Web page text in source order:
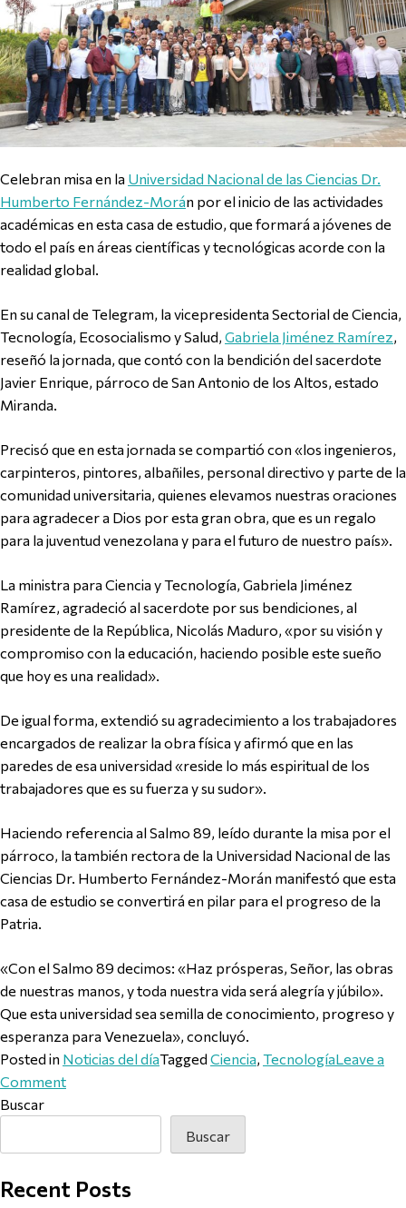
Celebran misa en la Universidad Nacional de las Ciencias Dr.
Humberto Fernández-Morán por el inicio de las actividades
académicas en esta casa de estudio, que formará a jóvenes de
todo el país en áreas científicas y tecnológicas acorde con la
realidad global.
En su canal de Telegram, la vicepresidenta Sectorial de Ciencia,
Tecnología, Ecosocialismo y Salud, Gabriela Jiménez Ramírez,
reseñó la jornada, que contó con la bendición del sacerdote
Javier Enrique, párroco de San Antonio de los Altos, estado
Miranda.
Precisó que en esta jornada se compartió con «los ingenieros,
carpinteros, pintores, albañiles, personal directivo y parte de la
comunidad universitaria, quienes elevamos nuestras oraciones
para agradecer a Dios por esta gran obra, que es un regalo
para la juventud venezolana y para el futuro de nuestro país».
La ministra para Ciencia y Tecnología, Gabriela Jiménez
Ramírez, agradeció al sacerdote por sus bendiciones, al
presidente de la República, Nicolás Maduro, «por su visión y
compromiso con la educación, haciendo posible este sueño
que hoy es una realidad».
De igual forma, extendió su agradecimiento a los trabajadores
encargados de realizar la obra física y afirmó que en las
paredes de esa universidad «reside lo más espiritual de los
trabajadores que es su fuerza y su sudor».
Haciendo referencia al Salmo 89, leído durante la misa por el
párroco, la también rectora de la Universidad Nacional de las
Ciencias Dr. Humberto Fernández-Morán manifestó que esta
casa de estudio se convertirá en pilar para el progreso de la
Patria.
«Con el Salmo 89 decimos: «Haz prósperas, Señor, las obras
de nuestras manos, y toda nuestra vida será alegría y júbilo».
Que esta universidad sea semilla de conocimiento, progreso y
esperanza para Venezuela», concluyó.
Posted in Noticias del díaTagged Ciencia, TecnologíaLeave a
Commenton Celebran misa en la Universidad Nacional de las
Buscar
Buscar
Recent Posts